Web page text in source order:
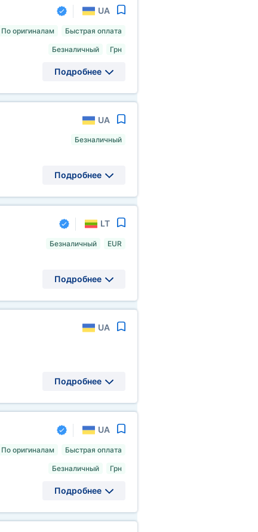
UA
По оригиналам Быстрая оплата
Безналичный Грн
Подробнее
UA
Безналичный
Подробнее
LT
Безналичный EUR
Подробнее
UA
Подробнее
UA
По оригиналам Быстрая оплата
Безналичный Грн
Подробнее